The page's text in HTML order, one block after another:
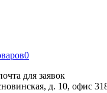
0
для заявок
д. 10, офис